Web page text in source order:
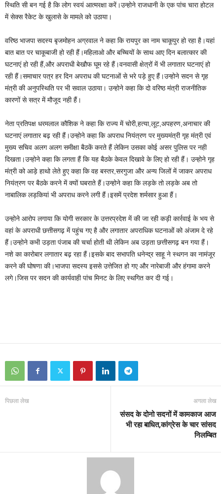
स्थिति सी बन गई है कि लोग स्वयं आत्मरक्षा करें।उन्होने राजधानी के एक पांच चारा होटल
में सेक्स रैकेट के खुलासे के मामले को उठाया।
वरिष्ठ भाजपा सदस्य बृजमोहन अग्रवाल ने कहा कि रायपुर का नाम चाकूपुर हो रहा है।यहां
बात बात पर चाकूबाजी हो रही हैं।महिलाओ और बच्चियों के साथ आए दिन बलात्कार की
घटनाएं हो रही हैं,और अपराधी बेखौफ घूम रहे हैं।वनवासी क्षेत्रों में भी लगातार घटनाएं हो
रही हैं।समाचार पत्र हर दिन अपराध की घटनाओं से भरे पड़े हुए हैं।उन्होने सदन से गृह
मंत्री की अनुपस्थिति पर भी सवाल उठाया। उन्होने कहा कि दो वरिष्ठ मंत्री राजनीतिक
कारणों से सत्र में मौजूद नही हैं।
नेता प्रतिपक्ष धरमलाल कौशिक ने कहा कि राज्य में चोरी,हत्या,लूट,अपहरण,अनाचार की
घटनाएं लगातार बढ़ रही हैं।उन्होने कहा कि अपराध नियंत्रण पर मुख्यमंत्री गृह मंत्री एवं
मुख्य सचिव अलग अलग समीक्षा बैठकें करते हैं लेकिन उसका कोई असर पुलिस पर नही
दिखता।उन्होने कहा कि लगता हैं कि यह बैठके केवल दिखावे के लिए हो रही हैं। उन्होने गृह
मंत्री को आड़े हाथो लेते हुए कहा कि वह बस्तर,सरगुजा और अन्य जिलों में जाकर अपराध
नियंत्रण पर बैठके करने में क्यों घबराते हैं।उन्होने कहा कि लड़के तो लड़के अब तो
नाबालिक लड़कियां भी अपराध करने लगी हैं।इसमें प्रदेश शर्मसार हुआ हैं।
उन्होने आरोप लगाया कि योगी सरकार के उत्तरप्रदेश में की जा रही कड़ी कार्रवाई के भय से
वहां के अपराधी छत्तीसगढ़ में पहुंच गए है और लगातार अपराधिक घटनाओं को अंजाम दे रहे
हैं।उन्होने कभी उड़ता पंजाब की चर्चा होती थी लेकिन अब उड़ता छत्तीसगढ़ बन गया हैं।
नशे का कारोबार लगातार बढ़ रहा हैं।इसके बाद सभापति धनेन्द्र साहू ने स्थगन का नामंजूर
करने की घोषणा की।भाजपा सदस्य इससे उत्तेजित हो गए और नारेबाजी और हंगामा करने
लगे।जिस पर सदन की कार्यवाही पांच मिनट के लिए स्थगित कर दी गई।
पिछला लेख अगला लेख
संसद के दोनो सदनों में कामकाज आज
भी रहा बाधित,कांग्रेस के चार सांसद
निलम्बित